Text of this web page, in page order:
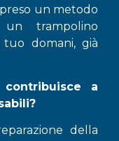
un metodo
trampolino
domani, già
a
della